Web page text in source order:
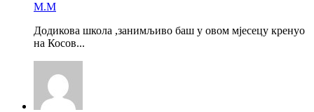
М.М
Додикова школа ,занимљиво баш у овом мјесецу кренуо
на Косов...